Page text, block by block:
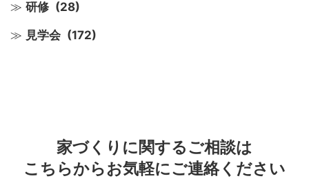
研修 (28)
見学会 (172)
家づくりに関するご相談は
こちらからお気軽にご連絡ください